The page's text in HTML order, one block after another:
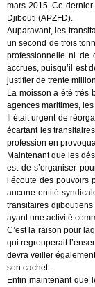
mars 2015. Ce
Djibouti (APZFD).
Auparavant, les
un second de trois
professionnelle ni de
accrues, puisqu’il est
justifier de trente
La moisson a été très
agences maritimes,
Il était urgent de
écartant les
profession en
Maintenant que les
est de s’organiser
l’écoute des
aucune entité
transitaires
ayant une activité
C’est la raison pour
qui regrouperait
devra veiller
son cachet…
Enfin maintenant que